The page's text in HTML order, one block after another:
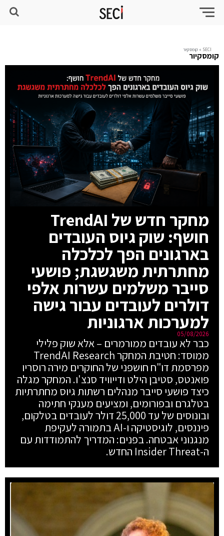
SECI
» קומסקיור
קומסקיור
מחקר חדש של TrendAI
חושף: שוק גיוס העובדים
בארגונים הפך לכלכלה
מחתרתית משגשגת; פושעי
סייבר משלמים עשרות אלפי
דולרים לעובדים עבור גישה
למערכות ארגוניות
05/08/2026
כבר לא עובדים ממורמרים – אלא שוק פלילי
ממוסד: חטיבת המחקר TrendAI Research
מפרסמת דו"ח חושפני של החוקרים מירה רוסריו
פואנטס, סטיבן הילט ודייוויד סנצ'ו. המחקר מגלה
כיצד פושעי סייבר מנהלים רשתות גיוס מחתרתיות
בטלגרם ובפורומים, ומציעים מענקי חתימה
ובונוסים של עד 25,000 דולר לעובדים בטלקום,
פיננסים, לוגיסטיקה ו-AI בתמורה לעקיפת
מנגנוני אבטחה. בפנים: המדריך להתמודדות עם
ה-Insider Threat החדש.